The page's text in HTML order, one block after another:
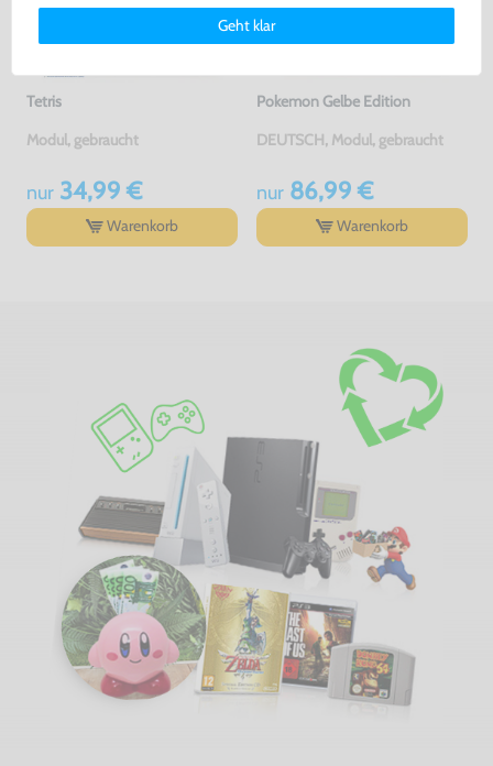
Tetris
Modul, gebraucht
nur34,99 €
Warenkorb
Pokemon Gelbe Edition
DEUTSCH, Modul, gebraucht
nur86,99 €
Warenkorb
Deinen Rechten als Nutzer findest Du in unsererDaten­schutz­
Impressum.
Geht klar